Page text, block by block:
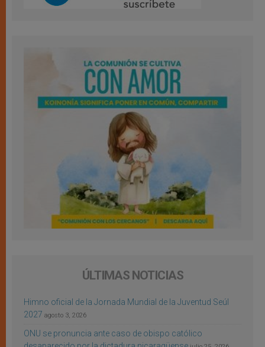
ÚLTIMAS NOTICIAS
Himno oficial de la Jornada Mundial de la Juventud Seúl
2027 agosto 3, 2026
ONU se pronuncia ante caso de obispo católico